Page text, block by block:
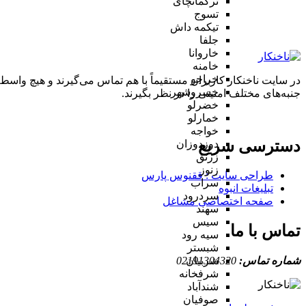
تسوج
تیکمه داش
جلفا
خاروانا
خامنه
خراجو
خسروشهر
خضرلو
خمارلو
خواجه
دوزدوزان
زرنق
زنوز
سراب
سردرود
سهند
سیس
سیه رود
شبستر
شربیان
شرفخانه
شندآباد
صوفیان
در سایت ناخنکار کاربران مستقیماً با هم تماس می‌گیرند و هیچ
جنبه‌های مختلف امنیتی را در نظر بگیرند.
دسترسی سریع
طراحی سایت :‌ ققنوس پارس
تبلیغات انبوه
صفحه اختصاصی مشاغل
تماس با ما
شماره تماس: 02191304320